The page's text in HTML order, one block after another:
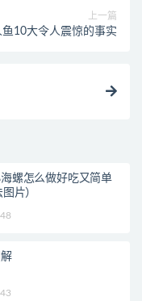
上一篇
鱼10大令人震惊的事实
螺怎么做好吃又简单
片）
48
43